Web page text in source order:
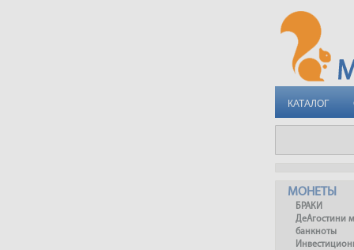
КАТАЛОГ
МОНЕТЫ
БРАКИ
ДеАгостини
банкноты